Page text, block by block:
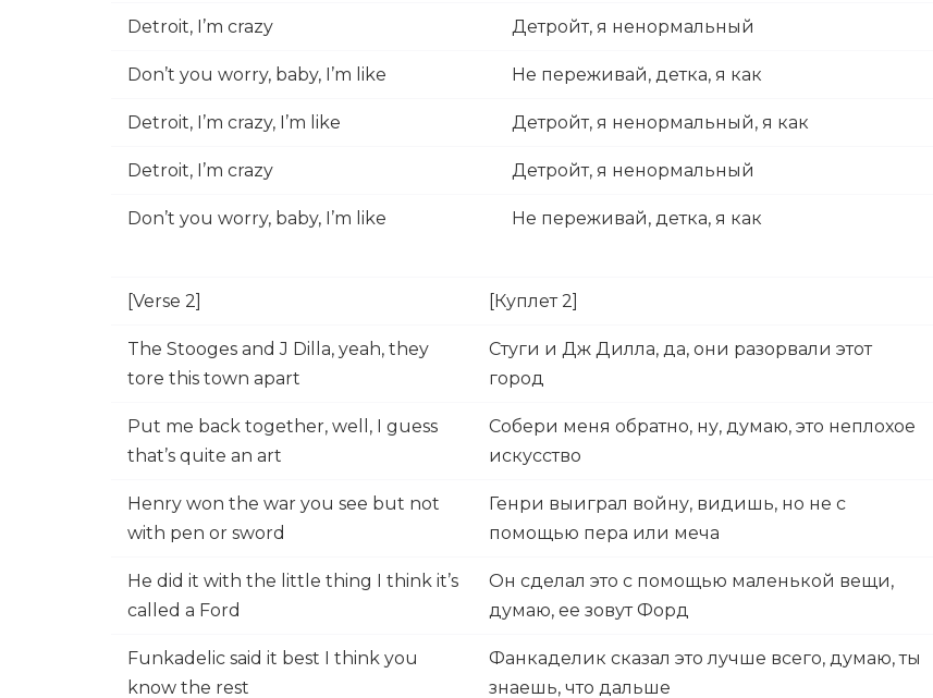
Detroit, I’m crazy Детройт, я ненормальный
Don’t you worry, baby, I’m like Не переживай, детка, я как
Detroit, I’m crazy, I’m like Детройт, я ненормальный, я как
Detroit, I’m crazy Детройт, я ненормальный
Don’t you worry, baby, I’m like Не переживай, детка, я как
[Verse 2] [Куплет 2]
The Stooges and J Dilla, yeah, they
tore this town apart
Стуги и Дж Дилла, да, они разорвали этот
город
Put me back together, well, I guess
that’s quite an art
Собери меня обратно, ну, думаю, это неплохое
искусство
Henry won the war you see but not
with pen or sword
Генри выиграл войну, видишь, но не с
помощью пера или меча
He did it with the little thing I think it’s
called a Ford
Он сделал это с помощью маленькой вещи,
думаю, ее зовут Форд
Funkadelic said it best I think you
know the rest
Фанкаделик сказал это лучше всего, думаю, ты
знаешь, что дальше